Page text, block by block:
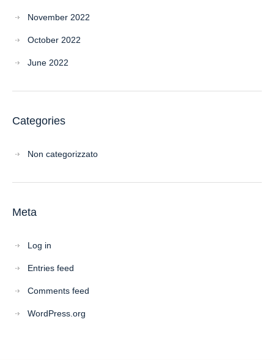
November 2022
October 2022
June 2022
Categories
Non categorizzato
Meta
Log in
Entries feed
Comments feed
WordPress.org